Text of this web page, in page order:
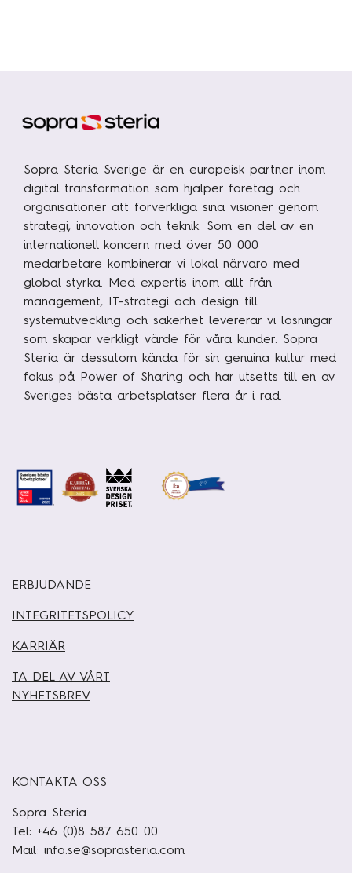
Sopra Steria Sverige är en europeisk partner inom
digital transformation som hjälper företag och
organisationer att förverkliga sina visioner genom
strategi, innovation och teknik. Som en del av en
internationell koncern med över 50 000
medarbetare kombinerar vi lokal närvaro med
global styrka. Med expertis inom allt från
management, IT-strategi och design till
systemutveckling och säkerhet levererar vi lösningar
som skapar verkligt värde för våra kunder. Sopra
Steria är dessutom kända för sin genuina kultur med
fokus på Power of Sharing och har utsetts till en av
Sveriges bästa arbetsplatser flera år i rad.
ERBJUDANDE
INTEGRITETSPOLICY
KARRIÄR
TA DEL AV VÅRT
NYHETSBREV
KONTAKTA OSS
Sopra Steria
Tel: +46 (0)8 587 650 00
Mail: info.se@soprasteria.com